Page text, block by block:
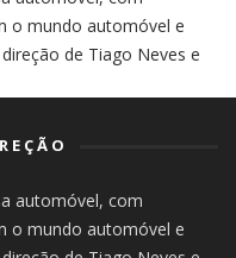
o mundo automóvel e
de Tiago Neves e
automóvel, com
o mundo automóvel e